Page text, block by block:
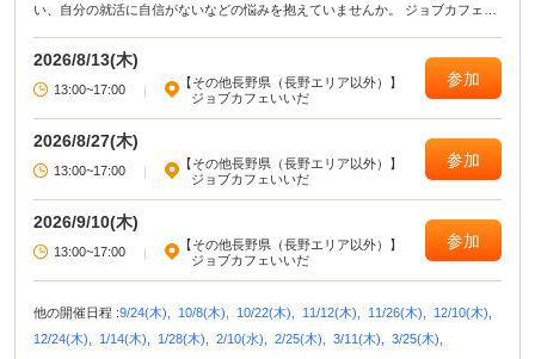
い、自分の就活に自信がないなどの悩みを抱えていませんか。 ジョブカフェい
コンサルタントによる個別相談を実施します。 なお、この事業は、ジョブカフ
ェ信州との共催です。
2026/8/13(木)
13:00~17:00 |
【その他長野県（長野エリア以外）】
ジョブカフェいいだ
参加
2026/8/27(木)
13:00~17:00 |
【その他長野県（長野エリア以外）】
ジョブカフェいいだ
参加
2026/9/10(木)
13:00~17:00 |
【その他長野県（長野エリア以外）】
ジョブカフェいいだ
参加
他の開催日程 :9/24(木), 10/8(木), 10/22(木), 11/12(木), 11/26(木),
12/10(木),
12/24(木),
1/14(木), 1/28(木), 2/10(水), 2/25(木), 3/11(木), 3/25(木),